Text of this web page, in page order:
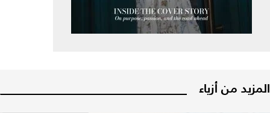
المزيد من أزياء